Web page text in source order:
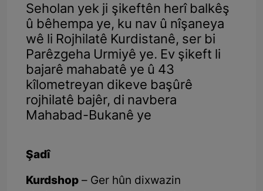
Seholan yek ji şikeftên herî balkêş
û bêhempa ye, ku nav û nîşaneya
wê li Rojhilatê Kurdistanê, ser bi
Parêzgeha Urmiyê ye. Ev şikeft li
bajarê mahabatê ye û 43
kîlometreyan dikeve başûrê
rojhilatê bajêr, di navbera
Mahabad-Bukanê ye
Şadî
Kurdshop – Ger hûn dixwazin